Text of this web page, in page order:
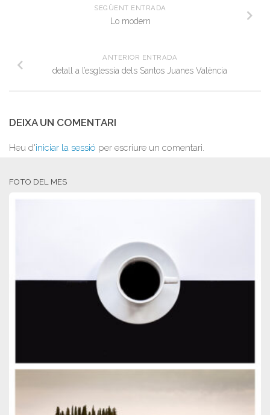
SEGÜENT ENTRADA
Lo modern
ANTERIOR ENTRADA
detall a l’esglessia dels Santos Juanes València
DEIXA UN COMENTARI
Heu d'iniciar la sessió per escriure un comentari.
FOTO DEL MES